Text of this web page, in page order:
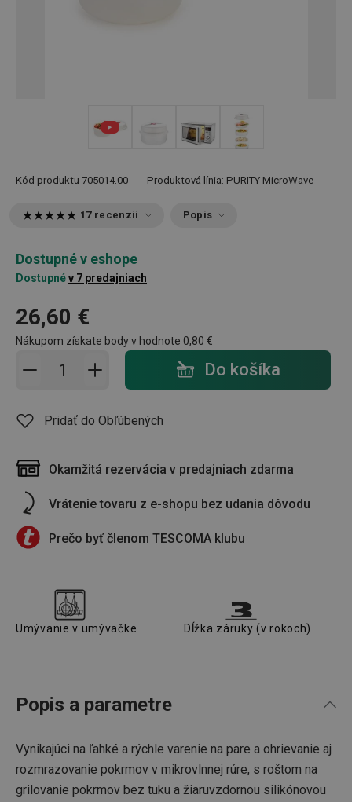
Kód produktu 705014.00 Produktová línia: PURITY MicroWave
17 recenzií Popis
Dostupné v eshope
Dostupnév 7 predajniach
26,60 €
Nákupom získate body v hodnote 0,80 €
Pridať do košíka - počet Do košíka
Pridať do Obľúbených
Okamžitá rezervácia v predajniach zdarma
Vrátenie tovaru z e-shopu bez udania dôvodu
Prečo byť členom TESCOMA klubu
Umývanie v umývačke Dĺžka záruky (v rokoch)
Popis a parametre
Vynikajúci na ľahké a rýchle varenie na pare a ohrievanie aj
rozmrazovanie pokrmov v mikrovlnnej rúre, s roštom na
grilovanie pokrmov bez tuku a žiaruvzdornou silikónovou